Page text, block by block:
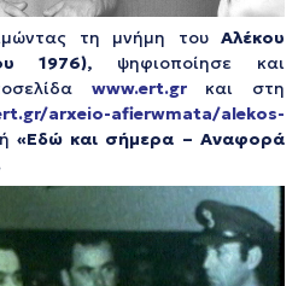
τη μνήμη του Αλέκου
1976), ψηφιοποίησε και
www.ert.grκαι στη
arxeio-afierwmata/alekos-
«Εδώ και σήμερα – Αναφορά